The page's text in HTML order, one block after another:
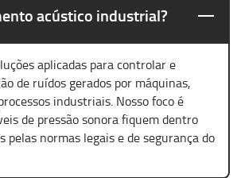
acústico industrial?
aplicadas para controlar e
de ruídos gerados por máquinas,
industriais. Nosso foco é
de pressão sonora fiquem dentro
pelas normas legais e de segurança do